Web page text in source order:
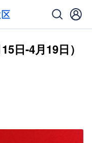
日-4月19日）